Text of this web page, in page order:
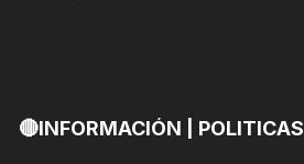
🔴INFORMACIÓN | POLITICAS